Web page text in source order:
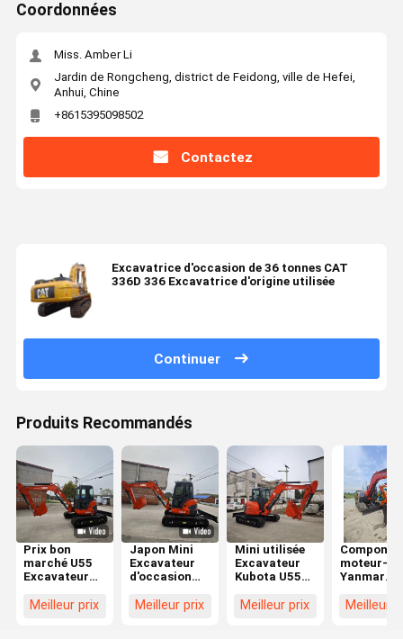
Coordonnées
Miss. Amber Li
Jardin de Rongcheng, district de Feidong, ville de Hefei,
Anhui, Chine
+8615395098502
Contactez
Excavatrice d'occasion de 36 tonnes CAT
336D 336 Excavatrice d'origine utilisée
Continuer
Produits Recommandés
Prix bon
marché U55
Excavateur
Petite pelle de
Meilleur prix
Japon Mini
Excavateur
d'occasion
Kubota U55
Meilleur prix
Mini utilisée
Excavateur
Kubota U55
tonnes
Meilleur prix
moteur-
Yanmar
Japon de
Meilleur